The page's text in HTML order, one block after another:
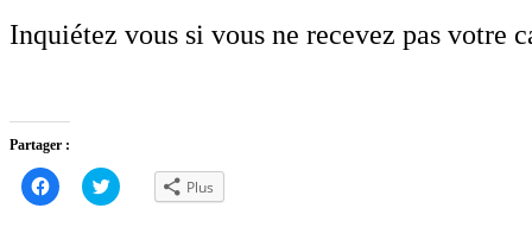
Inquiétez vous si vous ne recevez pas votre
Partager :
Cliquez
pour
partager
Cliquez
pour Plus